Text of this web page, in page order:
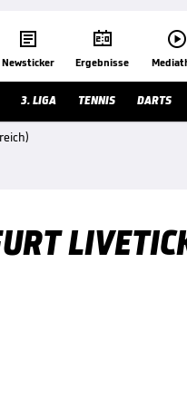

Newsticker

Ergebnisse

3. LIGA TENNIS DARTS